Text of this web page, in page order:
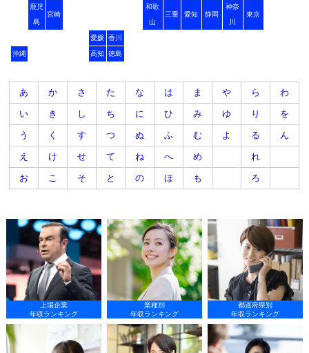
鹿児
島
宮崎
和歌
山
三重 愛知 静岡
神奈
川
東京
愛媛 香川
沖縄 高知 徳島
あ か さ た な は ま や ら わ
い き し ち に ひ み ゆ り を
う く す つ ぬ ふ む よ る ん
え け せ て ね へ め れ
お こ そ と の ほ も ろ
上場企業
年収ランキング
業種別
年収ランキング
都道府県別
年収ランキング